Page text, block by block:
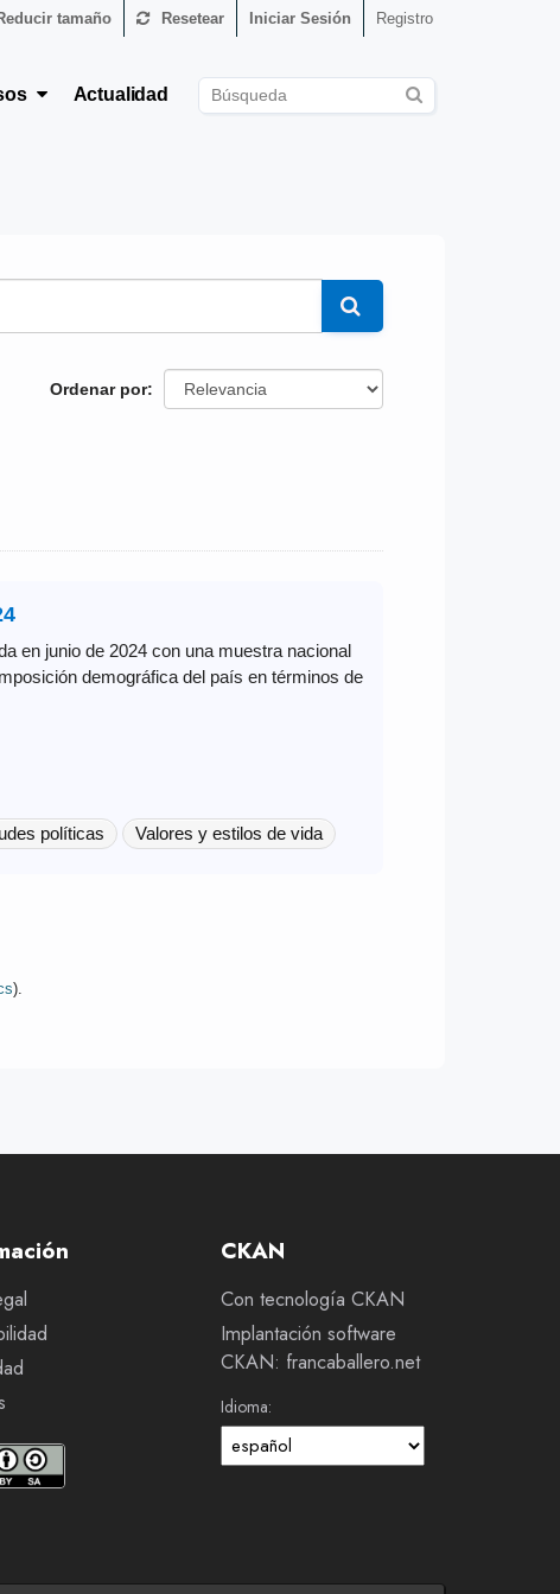
tamaño Resetear Iniciar Sesión Registro
Actualidad
Ordenar por
en junio de 2024 con una muestra nacional
demográfica del país en términos de
políticas Valores y estilos de vida
).
CKAN
Con tecnología CKAN
Implantación software
CKAN: francaballero.net
Idioma